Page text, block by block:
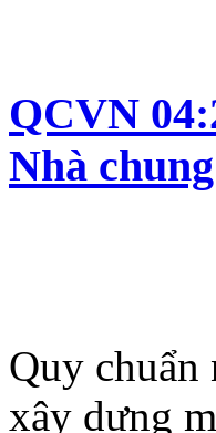
QCVN
Nhà
Quy chuẩn
xây dựng